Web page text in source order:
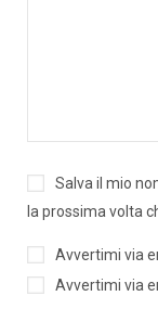
Salva il mio
la prossima volta
Avvertimi via
Avvertimi via